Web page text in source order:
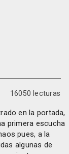
16050 lecturas
en la portada,
primera escucha
pues, a la
algunas de